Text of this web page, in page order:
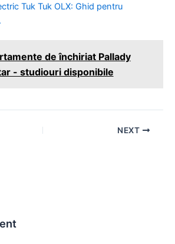
Tuk Tuk OLX: Ghid pentru
de închiriat Pallady
- studiouri disponibile
NEXT